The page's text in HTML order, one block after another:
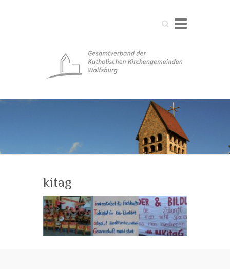
Search
kitag